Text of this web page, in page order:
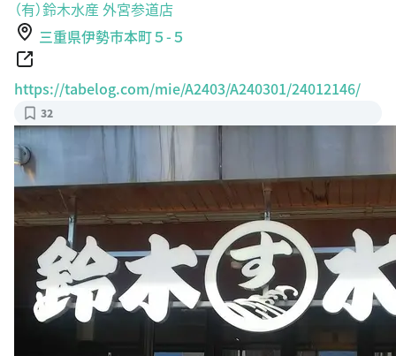
（有）鈴木水産 外宮参道店
三重県伊勢市本町５-５
https://tabelog.com/mie/A2403/A240301/24012146/
32